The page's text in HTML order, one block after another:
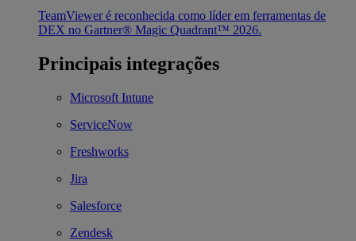
TeamViewer é reconhecida como líder em ferramentas de
DEX no Gartner® Magic Quadrant™ 2026.
Principais integrações
Microsoft Intune
ServiceNow
Freshworks
Jira
Salesforce
Zendesk